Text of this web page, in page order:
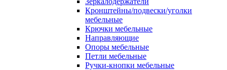
Кронштейны/подвески/уголки
мебельные
Крючки мебельные
Направляющие
Опоры мебельные
Петли мебельные
Ручки-кнопки мебельные